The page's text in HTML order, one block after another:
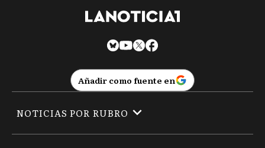
Añadir como fuente en
NOTICIAS POR RUBRO